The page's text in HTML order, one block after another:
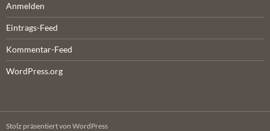
Anmelden
Eintrags-Feed
Kommentar-Feed
WordPress.org
Stolz präsentiert von WordPress